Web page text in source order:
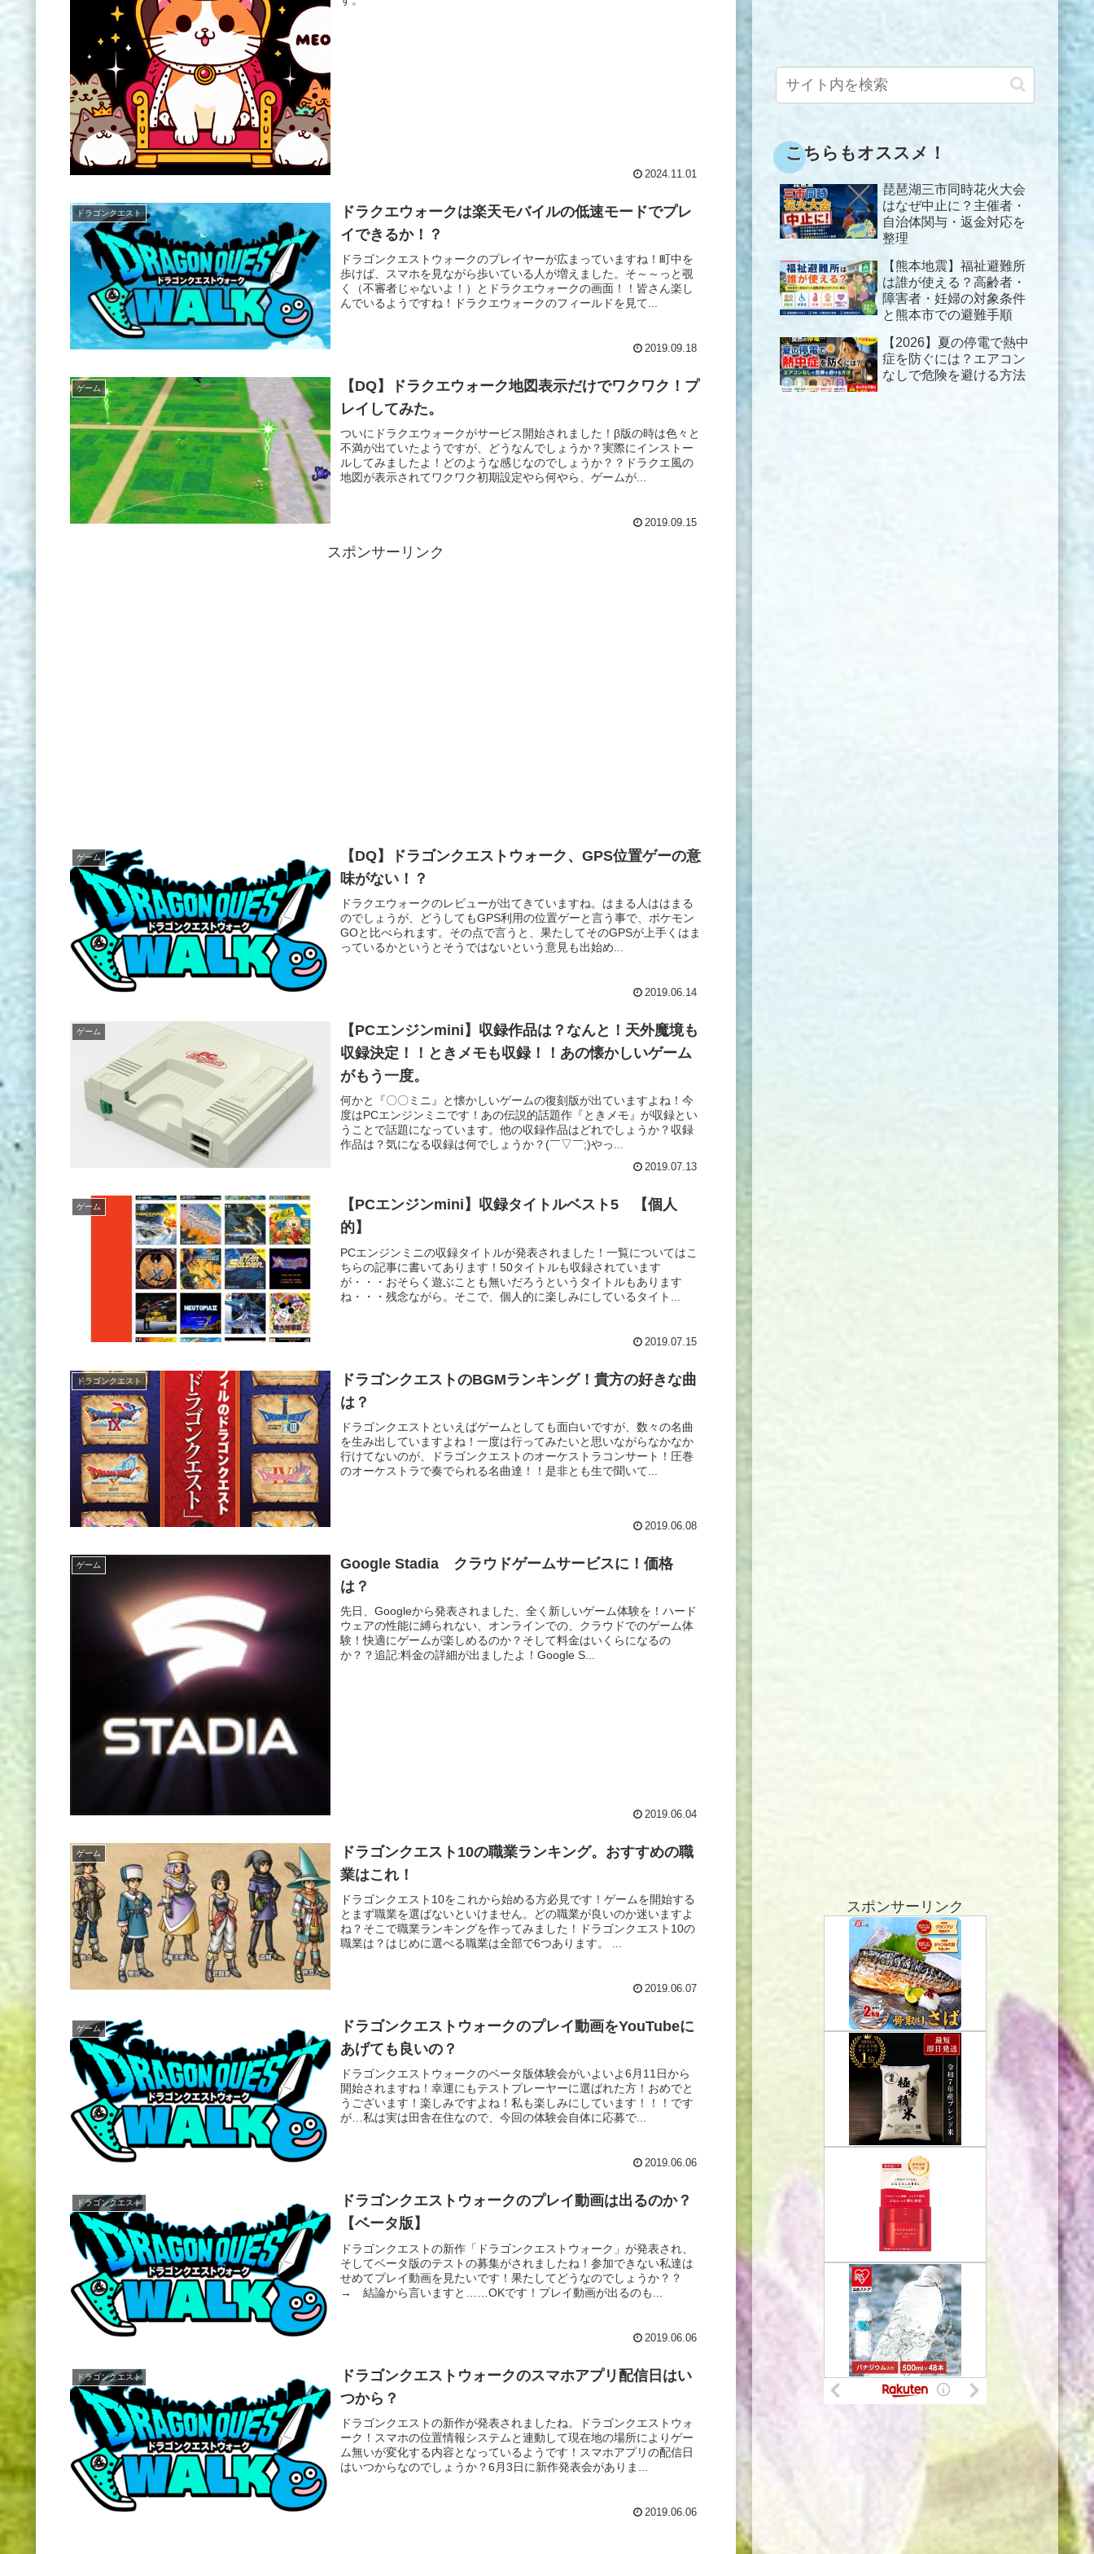
2024.11.01
ドラゴンクエスト
ドラクエウォークは楽天モバイルの低速モードでプレ
イできるか！？
ドラゴンクエストウォークのプレイヤーが広まっていますね！町中を
歩けば、スマホを見ながら歩いている人が増えました。そ～～っと覗
く（不審者じゃないよ！）とドラクエウォークの画面！！皆さん楽し
んでいるようですね！ドラクエウォークのフィールドを見て...
2019.09.18
ゲーム
【DQ】ドラクエウォーク地図表示だけでワクワク！プ
レイしてみた。
ついにドラクエウォークがサービス開始されました！β版の時は色々と
不満が出ていたようですが、どうなんでしょうか？実際にインストー
ルしてみましたよ！どのような感じなのでしょうか？？ドラクエ風の
地図が表示されてワクワク初期設定やら何やら、ゲームが...
2019.09.15
スポンサーリンク
ゲーム
【DQ】ドラゴンクエストウォーク、GPS位置ゲーの意
味がない！？
ドラクエウォークのレビューが出てきていますね。はまる人ははまる
のでしょうが、どうしてもGPS利用の位置ゲーと言う事で、ポケモン
GOと比べられます。その点で言うと、果たしてそのGPSが上手くはま
っているかというとそうではないという意見も出始め...
2019.06.14
ゲーム
【PCエンジンmini】収録作品は？なんと！天外魔境も
収録決定！！ときメモも収録！！あの懐かしいゲーム
がもう一度。
何かと『〇〇ミニ』と懐かしいゲームの復刻版が出ていますよね！今
度はPCエンジンミニです！あの伝説的話題作『ときメモ』が収録とい
うことで話題になっています。他の収録作品はどれでしょうか？収録
作品は？気になる収録は何でしょうか？(￣▽￣;)やっ...
2019.07.13
ゲーム
【PCエンジンmini】収録タイトルベスト5 【個人
的】
PCエンジンミニの収録タイトルが発表されました！一覧についてはこ
ちらの記事に書いてあります！50タイトルも収録されています
が・・・おそらく遊ぶことも無いだろうというタイトルもあります
ね・・・残念ながら。そこで、個人的に楽しみにしているタイト...
2019.07.15
ドラゴンクエスト
ドラゴンクエストのBGMランキング！貴方の好きな曲
は？
ドラゴンクエストといえばゲームとしても面白いですが、数々の名曲
を生み出していますよね！一度は行ってみたいと思いながらなかなか
行けてないのが、ドラゴンクエストのオーケストラコンサート！圧巻
のオーケストラで奏でられる名曲達！！是非とも生で聞いて...
2019.06.08
ゲーム
Google Stadia クラウドゲームサービスに！価格
は？
先日、Googleから発表されました、全く新しいゲーム体験を！ハード
ウェアの性能に縛られない、オンラインでの、クラウドでのゲーム体
験！快適にゲームが楽しめるのか？そして料金はいくらになるの
か？？追記:料金の詳細が出ましたよ！Google S...
2019.06.04
ゲーム
ドラゴンクエスト10の職業ランキング。おすすめの職
業はこれ！
ドラゴンクエスト10をこれから始める方必見です！ゲームを開始する
とまず職業を選ばないといけません。どの職業が良いのか迷いますよ
ね？そこで職業ランキングを作ってみました！ドラゴンクエスト10の
職業は？はじめに選べる職業は全部で6つあります。 ...
2019.06.07
ゲーム
ドラゴンクエストウォークのプレイ動画をYouTubeに
あげても良いの？
ドラゴンクエストウォークのベータ版体験会がいよいよ6月11日から
開始されますね！幸運にもテストプレーヤーに選ばれた方！おめでと
うございます！楽しみですよね！私も楽しみにしています！！！です
が…私は実は田舎在住なので、今回の体験会自体に応募で...
2019.06.06
ドラゴンクエスト
ドラゴンクエストウォークのプレイ動画は出るのか？
【ベータ版】
ドラゴンクエストの新作「ドラゴンクエストウォーク」が発表され、
そしてベータ版のテストの募集がされましたね！参加できない私達は
せめてプレイ動画を見たいです！果たしてどうなのでしょうか？？
→ 結論から言いますと……OKです！プレイ動画が出るのも...
2019.06.06
ドラゴンクエスト
ドラゴンクエストウォークのスマホアプリ配信日はい
つから？
ドラゴンクエストの新作が発表されましたね。ドラゴンクエストウォ
ーク！スマホの位置情報システムと連動して現在地の場所によりゲー
ム無いが変化する内容となっているようです！スマホアプリの配信日
はいつからなのでしょうか？6月3日に新作発表会がありま...
2019.06.06
こちらもオススメ！
琵琶湖三市同時花火大会
はなぜ中止に？主催者・
自治体関与・返金対応を
整理
【熊本地震】福祉避難所
は誰が使える？高齢者・
障害者・妊婦の対象条件
と熊本市での避難手順
【2026】夏の停電で熱中
症を防ぐには？エアコン
なしで危険を避ける方法
スポンサーリンク